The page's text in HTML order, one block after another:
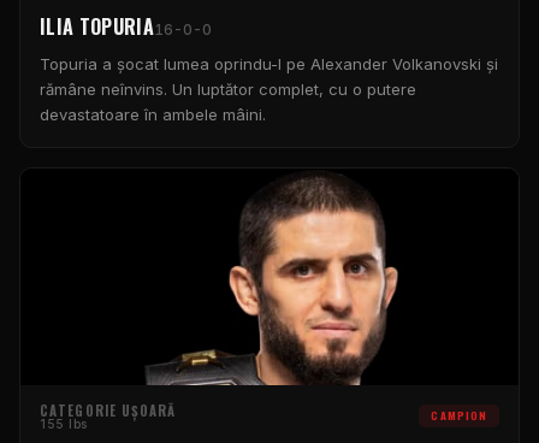
ILIA TOPURIA16-0-0
Topuria a șocat lumea oprindu-l pe Alexander Volkanovski și
rămâne neînvins. Un luptător complet, cu o putere
devastatoare în ambele mâini.
CATEGORIE UȘOARĂ
155 lbs CAMPION